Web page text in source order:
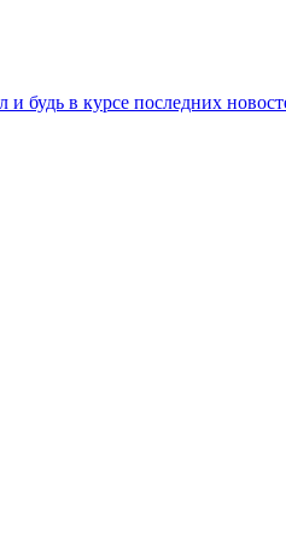
будь в курсе последних